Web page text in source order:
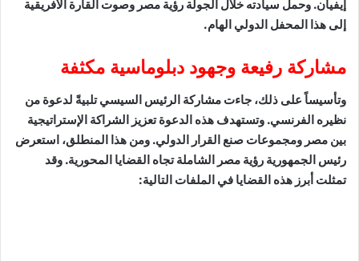
إيفيان. وحمل سيادته خلال الجولة رؤية مصر وصوت القارة الأفريقية
إلى هذا المحفل الدولي الهام.
مشاركة رفيعة وجهود دبلوماسية مكثفة
وتأسيساً على ذلك، جاءت مشاركة الرئيس السيسي تلبيةً لدعوة من
نظيره الفرنسي. وتستهدف هذه الدعوة تعزيز الشراكة الإستراتيجية
بين مصر ومجموعات صنع القرار الدولي. ومن هذا المنطلق، استعرض
رئيس الجمهورية رؤية مصر الشاملة تجاه القضايا المحورية. وقد
تمثلت أبرز هذه القضايا في الملفات التالية: